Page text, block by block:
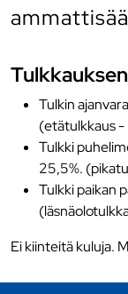
Tulkin
(etätulkkaus
Tulkki
25,5%.
Tulkki paikan
Ei kiinteitä kuluja.